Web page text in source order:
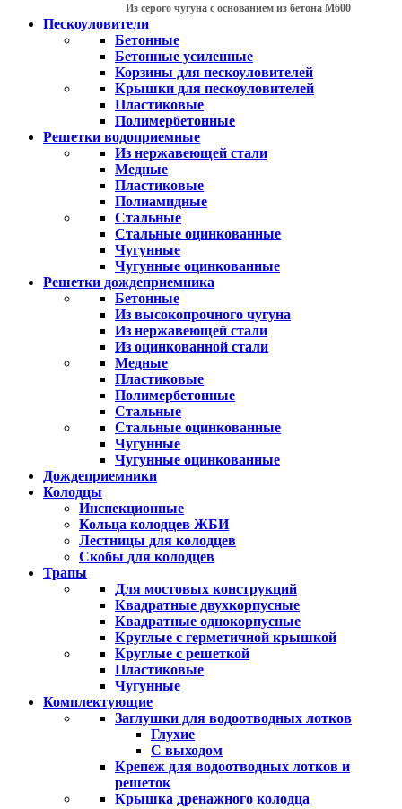
Из серого чугуна с основанием из бетона М600
Пескоуловители
Бетонные
Бетонные усиленные
Корзины для пескоуловителей
Крышки для пескоуловителей
Пластиковые
Полимербетонные
Решетки водоприемные
Из нержавеющей стали
Медные
Пластиковые
Полиамидные
Стальные
Стальные оцинкованные
Чугунные
Чугунные оцинкованные
Решетки дождеприемника
Бетонные
Из высокопрочного чугуна
Из нержавеющей стали
Из оцинкованной стали
Медные
Пластиковые
Полимербетонные
Стальные
Стальные оцинкованные
Чугунные
Чугунные оцинкованные
Дождеприемники
Колодцы
Инспекционные
Кольца колодцев ЖБИ
Лестницы для колодцев
Скобы для колодцев
Трапы
Для мостовых конструкций
Квадратные двухкорпусные
Квадратные однокорпусные
Круглые с герметичной крышкой
Круглые с решеткой
Пластиковые
Чугунные
Комплектующие
Заглушки для водоотводных лотков
Глухие
С выходом
Крепеж для водоотводных лотков и
решеток
Крышка дренажного колодца